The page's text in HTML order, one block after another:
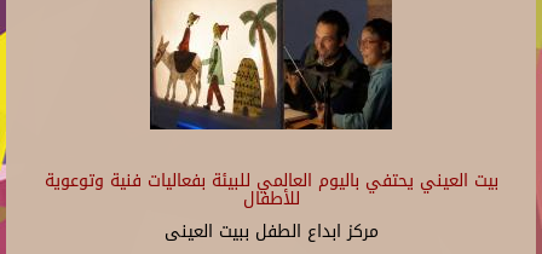
بيت العيني يحتفي باليوم العالمي للبيئة بفعاليات فنية وتوعوية
للأطفال
مركز ابداع الطفل ببيت العينى